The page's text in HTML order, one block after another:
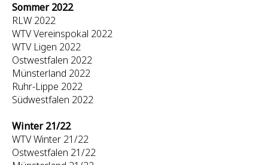
Sommer 2022
RLW 2022
WTV Vereinspokal 2022
WTV Ligen 2022
Ostwestfalen 2022
Münsterland 2022
Ruhr-Lippe 2022
Südwestfalen 2022
Winter 21/22
WTV Winter 21/22
Ostwestfalen 21/22